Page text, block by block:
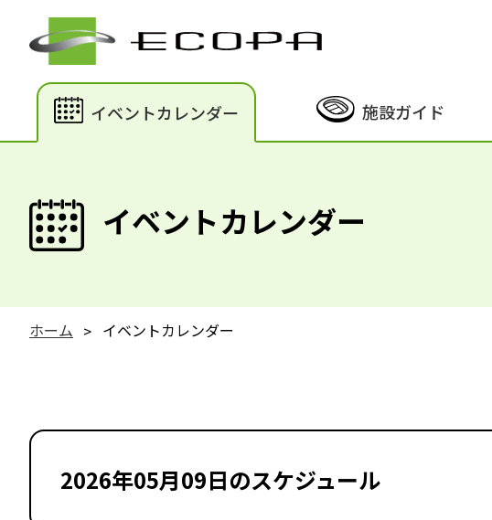
イベントカレンダー 施設ガイド
イベントカレンダー
ホーム イベントカレンダー
2026年05月09日のスケジュール